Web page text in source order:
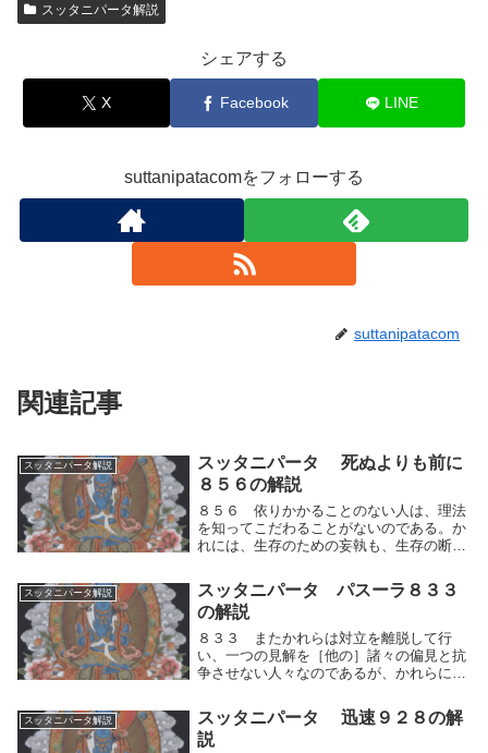
スッタニパータ解説
シェアする
X Facebook LINE
suttanipatacomをフォローする
suttanipatacom
関連記事
スッタニパータ解説
スッタニパータ 死ぬよりも前に
８５６の解説
８５６ 依りかかることのない人は、理法
を知ってこだわることがないのである。か
れには、生存のための妄執も、生存の断滅
運動を制し執着をすることのない人は、理
法すなわち欲するものには必ず逆（正反
対）の作用（運...
スッタニパータ解説
スッタニパータ パスーラ８３３
の解説
８３３ またかれらは対立を離脱して行
い、一つの見解を［他の］諸々の偏見と抗
争させない人々なのであるが、かれらに対
スーラよ。かれらの間で「最上のもの」と
して固執されたものは、ここには存在しな
いのである。ま...
スッタニパータ解説
スッタニパータ 迅速９２８の解
説